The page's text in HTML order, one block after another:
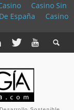
Casino Sin
España
Casino